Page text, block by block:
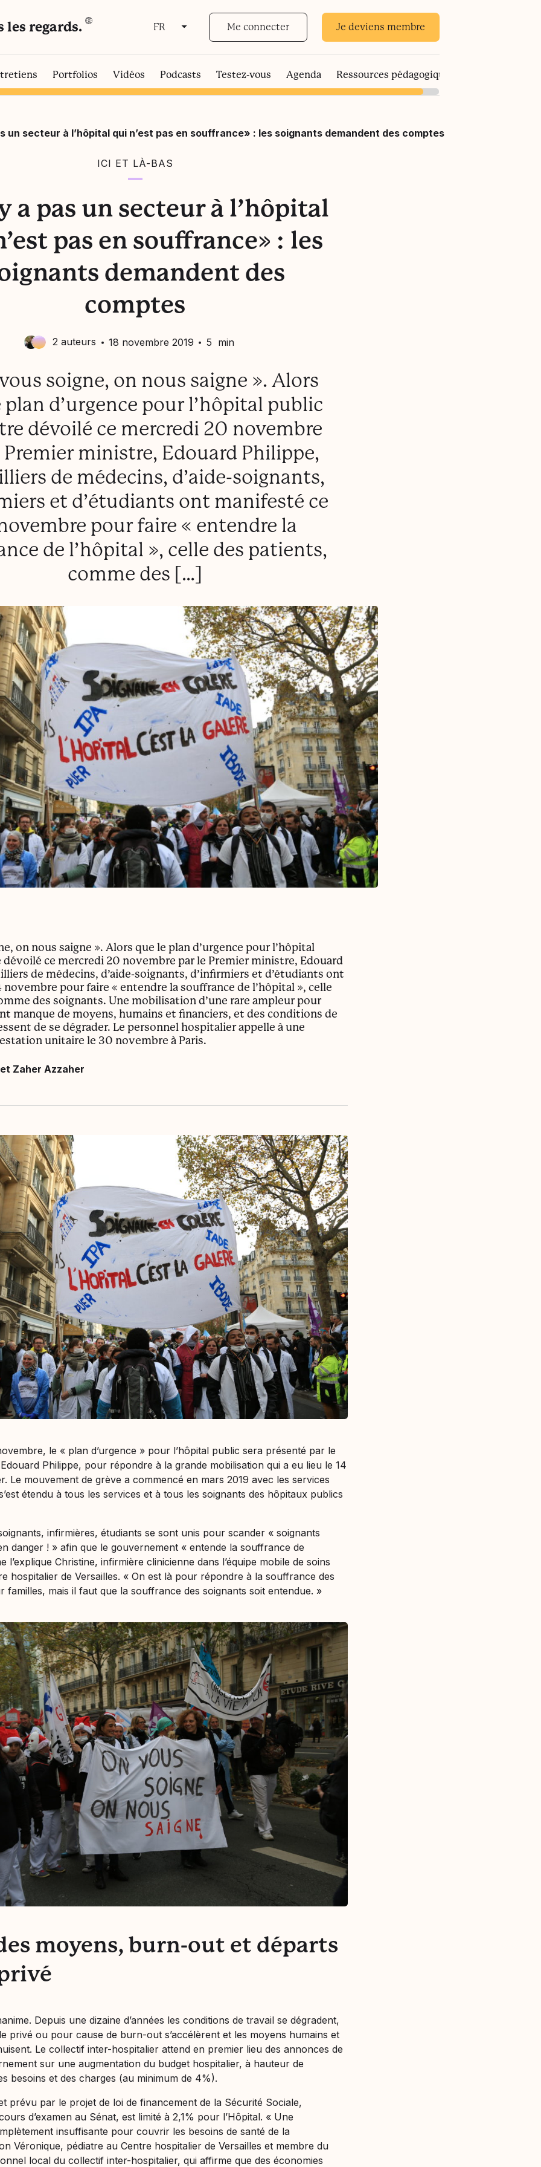
les regards.
FR
EN
Me connecter Je deviens membre
Portfolios Vidéos Podcasts Testez-vous Agenda Ressources pédagogiques
un secteur à l’hôpital qui n’est pas en souffrance» : les soignants demandent des comptes
ICI ET LÀ-BAS
a pas un secteur à l’hôpital
pas en souffrance» : les
demandent des
comptes
2 auteurs
Laëtitia Romain18 novembre 2019 5 min
soigne, on nous saigne ». Alors
plan d’urgence pour l’hôpital public
dévoilé ce mercredi 20 novembre
Premier ministre, Edouard Philippe,
de médecins, d’aide-soignants,
et d’étudiants ont manifesté ce
pour faire « entendre la
de l’hôpital », celle des patients,
comme des […]
on nous saigne ». Alors que le plan d’urgence pour l’hôpital
ce mercredi 20 novembre par le Premier ministre, Edouard
de médecins, d’aide-soignants, d’infirmiers et d’étudiants ont
novembre pour faire « entendre la souffrance de l’hôpital », celle
des soignants. Une mobilisation d’une rare ampleur pour
manque de moyens, humains et financiers, et des conditions de
de se dégrader. Le personnel hospitalier appelle à une
unitaire le 30 novembre à Paris.
et Zaher Azzaher
le « plan d’urgence » pour l’hôpital public sera présenté par le
Philippe, pour répondre à la grande mobilisation qui a eu lieu le 14
Le mouvement de grève a commencé en mars 2019 avec les services
étendu à tous les services et à tous les soignants des hôpitaux publics
infirmières, étudiants se sont unis pour scander « soignants
danger! » afin que le gouvernement « entende la souffrance de
l’explique Christine, infirmière clinicienne dans l’équipe mobile de soins
hospitalier de Versailles. « On est là pour répondre à la souffrance des
familles, mais il faut que la souffrance des soignants soit entendue. »
moyens, burn-out et départs
Depuis une dizaine d’années les conditions de travail se dégradent,
privé ou pour cause de burn-outs’accélèrent et les moyens humains et
Le collectif inter-hospitalier attend en premier lieu des annonces de
sur une augmentation du budget hospitalier, à hauteur de
besoins et des charges (au minimum de 4%).
prévu par le projet de loi de financement de la Sécurité Sociale,
d’examen au Sénat, est limité à 2,1% pour l’Hôpital. « Une
insuffisante pour couvrir les besoins de santé de la
Véronique, pédiatre au Centre hospitalier de Versailles et membre du
local du collectif inter-hospitalier, qui affirme que des économies